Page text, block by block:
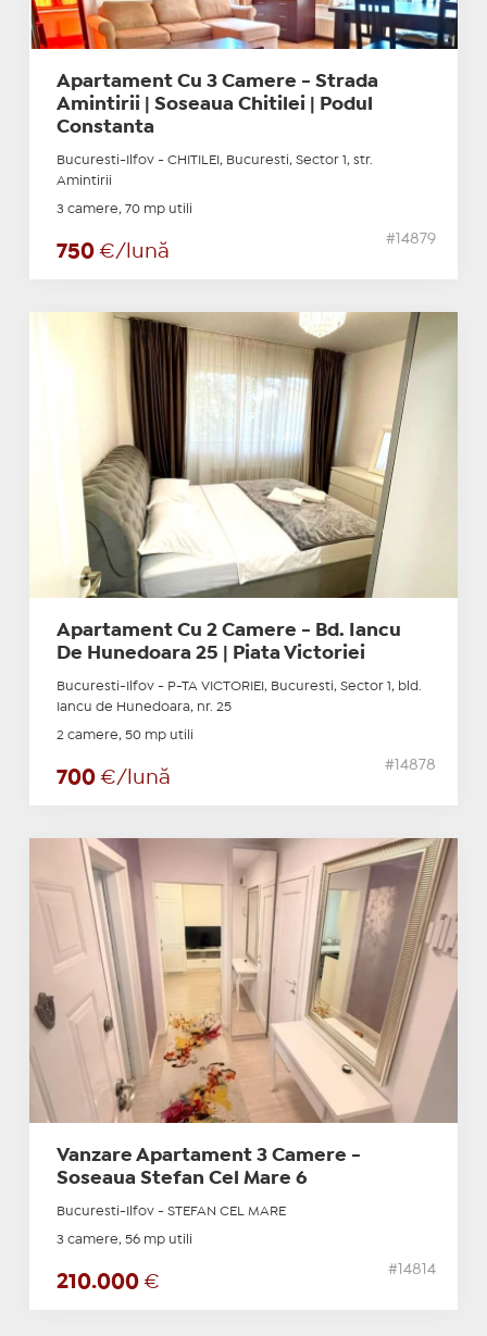
Apartament Cu 3 Camere - Strada
Amintirii | Soseaua Chitilei | Podul
Constanta
Bucuresti-Ilfov - CHITILEI, Bucuresti, Sector 1, str.
Amintirii
3 camere, 70 mp utili
750 €/lună
#14879
Apartament Cu 2 Camere - Bd. Iancu
De Hunedoara 25 | Piata Victoriei
Bucuresti-Ilfov - P-TA VICTORIEI, Bucuresti, Sector 1, bld.
Iancu de Hunedoara, nr. 25
2 camere, 50 mp utili
700 €/lună
#14878
Vanzare Apartament 3 Camere -
Soseaua Stefan Cel Mare 6
Bucuresti-Ilfov - STEFAN CEL MARE
3 camere, 56 mp utili
210.000 €
#14814